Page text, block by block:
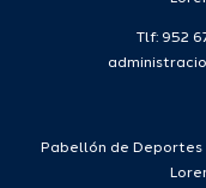
Tlf: 952
Pabellón de Deportes